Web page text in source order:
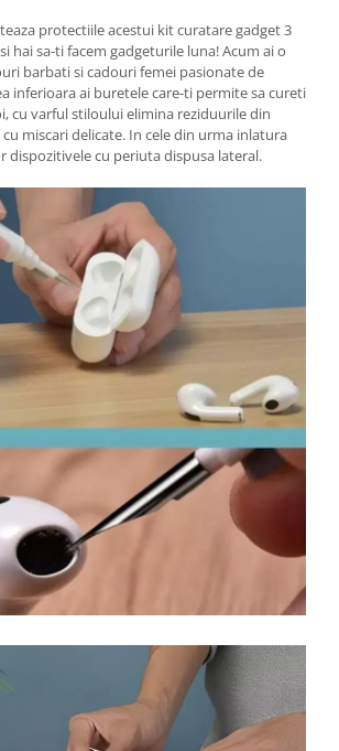
protectiile acestui kit curatare gadget 3
hai sa-ti facem gadgeturile luna! Acum ai o
barbati si cadouri femei pasionate de
inferioara ai buretele care-ti permite sa cureti
cu varful stiloului elimina reziduurile din
miscari delicate. In cele din urma inlatura
dispozitivele cu periuta dispusa lateral.